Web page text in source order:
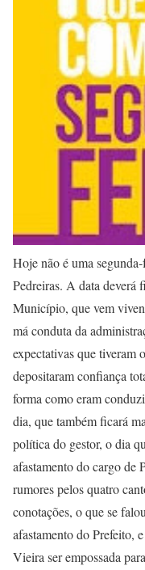
Hoje não é uma
Pedreiras. A data deverá
Município, que vem
má conduta da
expectativas que tiveram
depositaram confiança
forma como eram
dia, que também ficará
política do gestor, o dia
afastamento do cargo de
rumores pelos quatro
conotações, o que se
afastamento do Prefeito,
Vieira ser empossada